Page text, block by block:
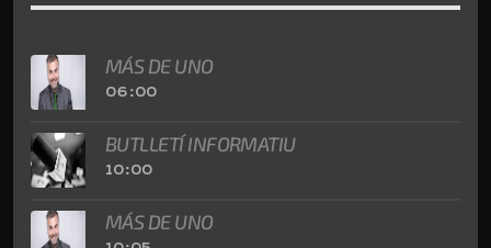
MÁS DE UNO
06:00
BUTLLETÍ INFORMATIU
10:00
MÁS DE UNO